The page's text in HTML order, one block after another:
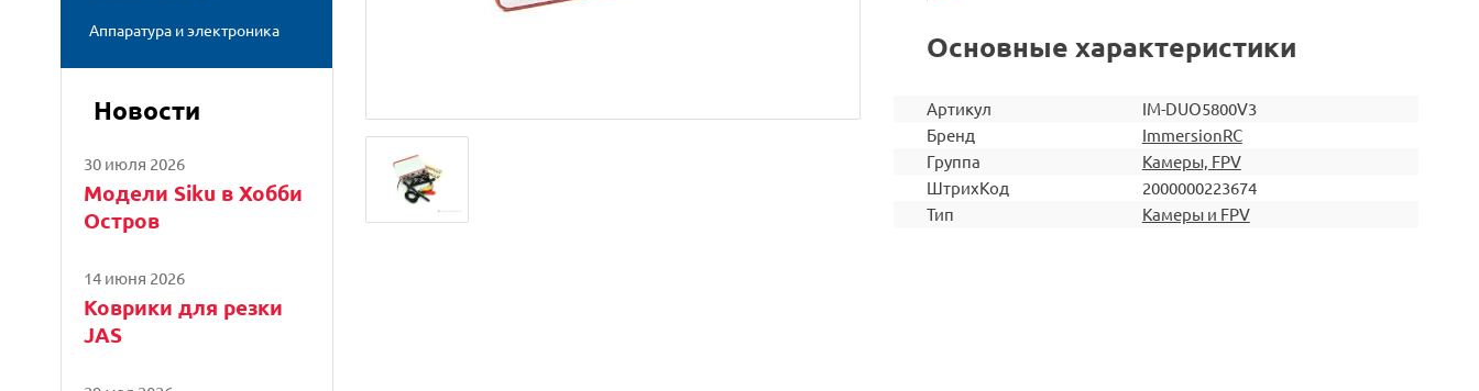
Аппаратура и электроника
Новости
30 июля 2026
Модели Siku в Хобби
Остров
14 июня 2026
Коврики для резки
JAS
Основные характеристики
Артикул
IM-DUO5800V3
Бренд
ImmersionRC
Группа
Камеры, FPV
ШтрихКод
2000000223674
Тип
Камеры и FPV